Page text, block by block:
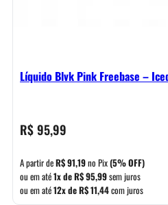
Líquido Blvk Pink Freebase –
R$95,99
A partir deR$91,19no Pix(5% OFF)
ou em até1x deR$95,99sem juros
ou em até12x deR$11,44com juros